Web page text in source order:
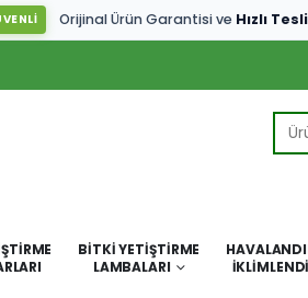
Orijinal Ürün Garantisi ve Hızlı
BITKI YETIŞTIRME
LAMBALARI